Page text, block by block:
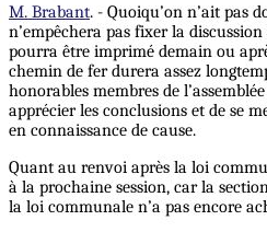
M. Brabant. - Quoiqu’on n’ait pas
n’empêchera pas fixer la
pourra être imprimé demain ou
chemin de fer durera assez
honorables membres de
apprécier les conclusions et de se
en connaissance de cause.
Quant au renvoi après la loi
à la prochaine session, car la
la loi communale n’a pas encore